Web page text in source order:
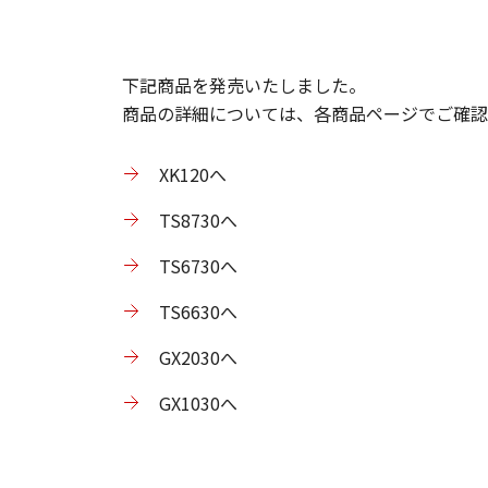
下記商品を発売いたしました。
商品の詳細については、各商品ページでご確認
XK120へ
TS8730へ
TS6730へ
TS6630へ
GX2030へ
GX1030へ